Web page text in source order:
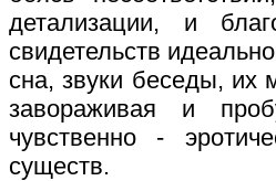
детализации, и
свидетельств
сна, звуки беседы, их
завораживая и
чувственно -
существ.